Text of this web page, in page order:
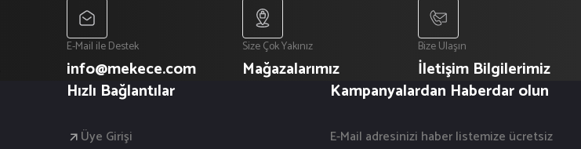
E-Mail ile Destek
info@mekece.com
Size Çok Yakınız
Mağazalarımız
Bize Ulaşın
İletişim Bilgilerimiz
Hızlı Bağlantılar
Üye Girişi
Kampanyalardan Haberdar olun
E-Mail adresinizi haber listemize ücretsiz